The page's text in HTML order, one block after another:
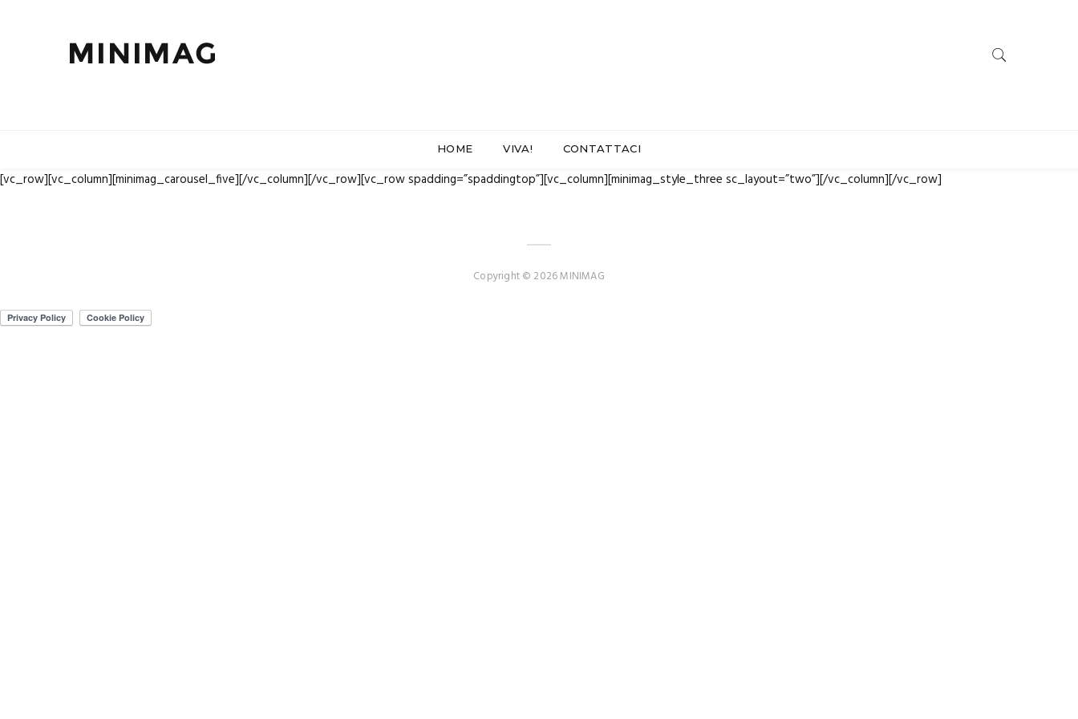
HOME VIVA! CONTATTACI
[vc_row][vc_column][minimag_carousel_five][/vc_column][/vc_row][vc_row spadding=”spaddingtop”][vc_column][minimag_style_three sc_layout=”two”][/vc_column][/vc_row]
Copyright © 2026 MINIMAG